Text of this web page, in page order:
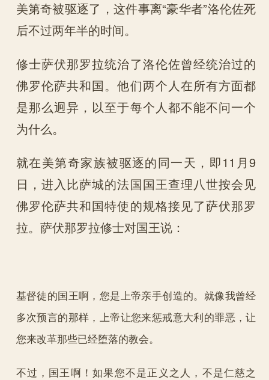
美第奇被驱逐了，这件事离“豪华者”洛伦佐死
后不过两年半的时间。
修士萨伏那罗拉统治了洛伦佐曾经统治过的
佛罗伦萨共和国。他们两个人在所有方面都
是那么迥异，以至于每个人都不能不问一个
为什么。
就在美第奇家族被驱逐的同一天，即11月9
日，进入比萨城的法国国王查理八世按会见
佛罗伦萨共和国特使的规格接见了萨伏那罗
拉。萨伏那罗拉修士对国王说：
基督徒的国王啊，您是上帝亲手创造的。就像我曾经
多次预言的那样，上帝让您来惩戒意大利的罪恶，让
您来改革那些已经堕落的教会。
不过，国王啊！如果您不是正义之人，不是仁慈之